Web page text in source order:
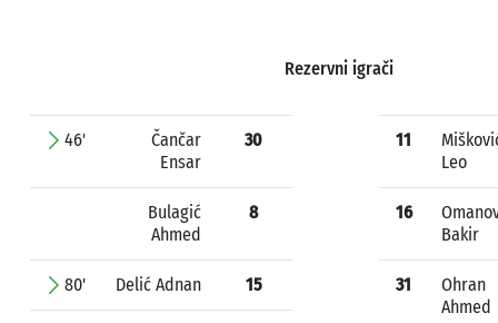
Rezervni igrači
46'
Čančar
Ensar
30
Bulagić
Ahmed
8
80' Delić Adnan 15
11
Leo
16
Bakir
31
Ohran
Ahmed